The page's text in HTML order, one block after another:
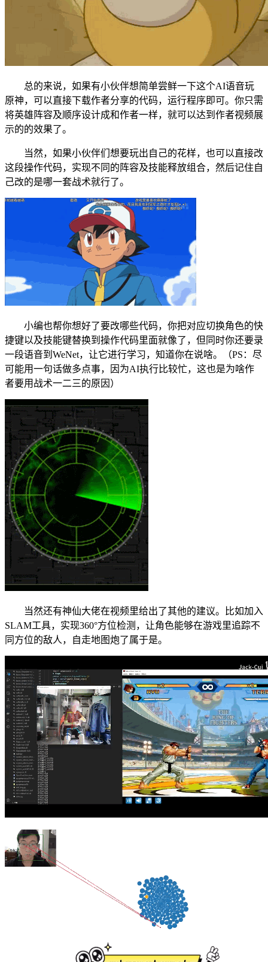
总的来说，如果有小伙伴想简单尝鲜一下这个AI语音玩
原神，可以直接下载作者分享的代码，运行程序即可。你只需
将英雄阵容及顺序设计成和作者一样，就可以达到作者视频展
示的的效果了。
当然，如果小伙伴们想要玩出自己的花样，也可以直接改
这段操作代码，实现不同的阵容及技能释放组合，然后记住自
己改的是哪一套战术就行了。
小编也帮你想好了要改哪些代码，你把对应切换角色的快
捷键以及技能键替换到操作代码里面就像了，但同时你还要录
一段语音到WeNet，让它进行学习，知道你在说啥。（PS：尽
可能用一句话做多点事，因为AI执行比较忙，这也是为啥作
者要用战术一二三的原因）
当然还有神仙大佬在视频里给出了其他的建议。比如加入
SLAM工具，实现360°方位检测，让角色能够在游戏里追踪不
同方位的敌人，自走地图炮了属于是。